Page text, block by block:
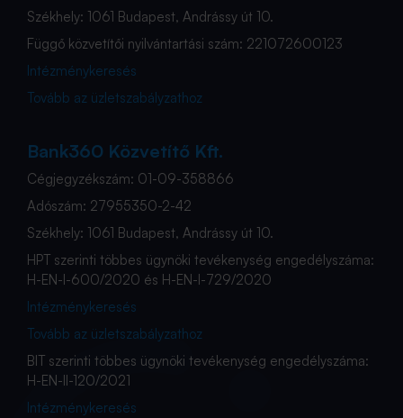
Székhely: 1061 Budapest, Andrássy út 10.
Függő közvetítői nyilvántartási szám: 221072600123
Intézménykeresés
Tovább az üzletszabályzathoz
Bank360 Közvetítő Kft.
Cégjegyzékszám: 01-09-358866
Adószám: 27955350-2-42
Székhely: 1061 Budapest, Andrássy út 10.
HPT szerinti többes ügynöki tevékenység engedélyszáma:
H-EN-I-600/2020 és H-EN-I-729/2020
Intézménykeresés
Tovább az üzletszabályzathoz
BIT szerinti többes ügynöki tevékenység engedélyszáma:
H-EN-II-120/2021
Intézménykeresés